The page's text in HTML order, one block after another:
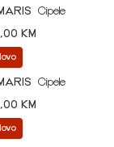
Cipele
KM
Cipele
KM